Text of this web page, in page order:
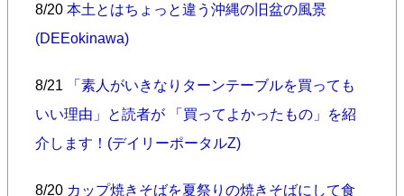
8/20 本土とはちょっと違う沖縄の旧盆の風景
(DEEokinawa)
8/21 「素人がいきなりターンテーブルを買っても
いい理由」と読者が 「買ってよかったもの」を紹
介します！(デイリーポータルZ)
8/20 カップ焼きそばを夏祭りの焼きそばにして食